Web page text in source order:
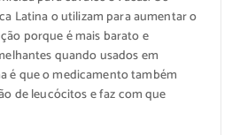
Latina o utilizam para aumentar o
porque é mais barato e
quando usados em
é que o medicamento também
de leucócitos e faz com que